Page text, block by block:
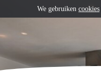
We gebruiken cookies